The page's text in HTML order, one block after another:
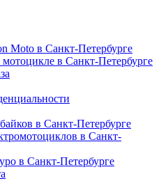
Moto в Санкт-Петербурге
в Санкт-Петербурге
в Санкт-Петербурге
в Санкт-
в Санкт-Петербурге